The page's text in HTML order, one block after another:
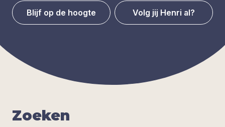
Blijf op de hoogte Volg jij Henri al?
Zoe­ken